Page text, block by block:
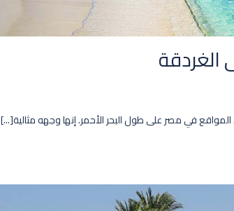
في مصر على طول البحر الأحمر. إنها وجهه مثالية[...]